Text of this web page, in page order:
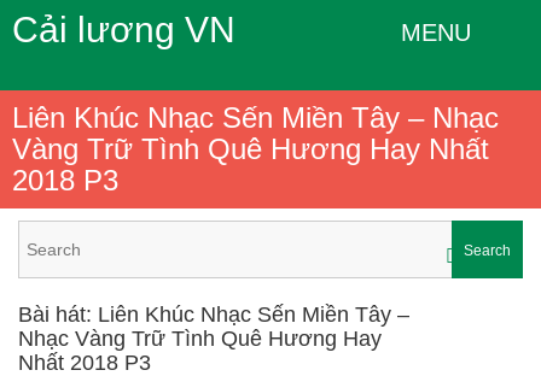
Cải lương VN MENU
Liên Khúc Nhạc Sến Miền Tây – Nhạc
Vàng Trữ Tình Quê Hương Hay Nhất
2018 P3
Search
Bài hát: Liên Khúc Nhạc Sến Miền Tây –
Nhạc Vàng Trữ Tình Quê Hương Hay
Nhất 2018 P3